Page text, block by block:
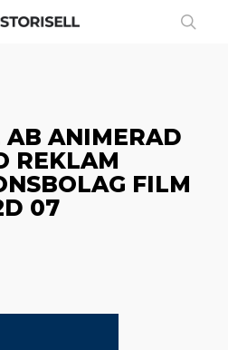
AB ANIMERAD
REKLAM
FILM
07